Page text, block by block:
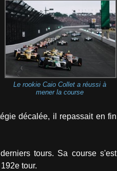
Le rookie Caio Collet a réussi à
mener la course
décalée, il repassait en fin
tours. Sa course s'est
tour.